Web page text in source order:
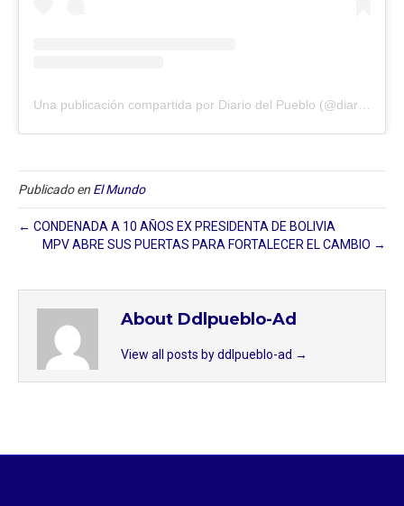
Publicado en El Mundo
← CONDENADA A 10 AÑOS EX PRESIDENTA DE BOLIVIA
MPV ABRE SUS PUERTAS PARA FORTALECER EL CAMBIO →
About Ddlpueblo-Ad
View all posts by ddlpueblo-ad →